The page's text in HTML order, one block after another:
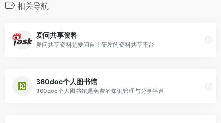
相关导航
爱问共享资料
爱问共享资料是爱问自主研发的资料共享平台
360doc个人图书馆
360doc个人图书馆是免费的知识管理与分享平台